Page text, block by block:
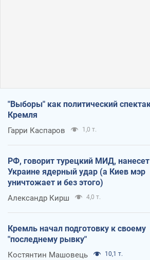
"Выборы" как политический
Кремля
Гарри Каспаров 1,0 т.
РФ, говорит турецкий МИД,
Украине ядерный удар (а Киев мэр
уничтожает и без этого)
Александр Кирш 4,0 т.
Кремль начал подготовку к своему
"последнему рывку"
Костянтин Машовець 10,1 т.